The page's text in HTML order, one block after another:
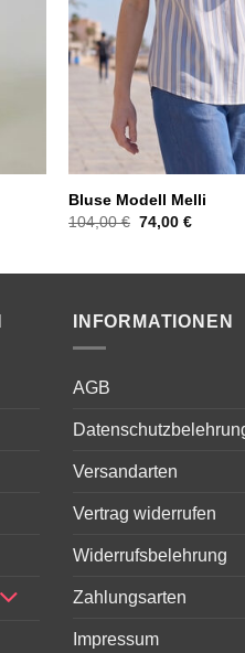
Bluse Modell Melli
104,00€ Ursprünglicher
74,00€Aktueller
INFORMATIONEN
AGB
Versandarten
Vertrag widerrufen
Widerrufsbelehrung
Zahlungsarten
Impressum